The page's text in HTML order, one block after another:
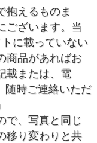
抱えるものま
ございます。当
に載っていない
商品があればお
載または、電
随時ご連絡いただ
で、写真と同じ
移り変わりと共